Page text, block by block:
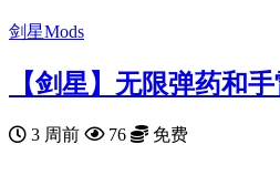
剑星Mods
【剑星】无限弹药和
3 周前 76 免费